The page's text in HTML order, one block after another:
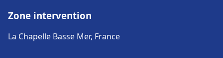
Zone intervention
La Chapelle Basse Mer, France